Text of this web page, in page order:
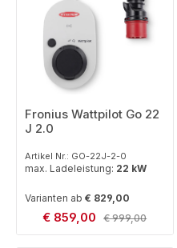
Fronius Wattpilot Go 22
J 2.0
Artikel Nr.: GO-22J-2-0
max. Ladeleistung: 22 kW
Varianten ab € 829,00
Verkaufspreis:
€ 859,00 Regulärer Preis:
€ 999,00